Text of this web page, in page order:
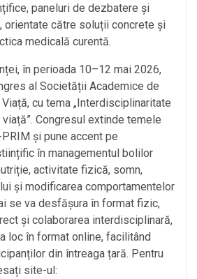
paneluri de dezbatere și
orientate către soluții concrete și
medicală curentă.
în perioada 10–12 mai 2026,
al Societății Academice de
cu tema „Interdisciplinaritate
Congresul extinde temele
și pune accent pe
în managementul bolilor
activitate fizică, somn,
și modificarea comportamentelor
se va desfășura în format fizic,
și colaborarea interdisciplinară,
loc în format online, facilitând
din întreaga țară. Pentru
site-ul: